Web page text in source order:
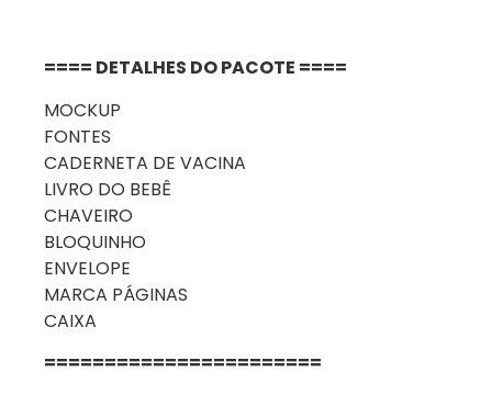
==== DETALHES DO PACOTE ====
MOCKUP
FONTES
CADERNETA DE VACINA
LIVRO DO BEBÊ
CHAVEIRO
BLOQUINHO
ENVELOPE
MARCA PÁGINAS
CAIXA
=======================